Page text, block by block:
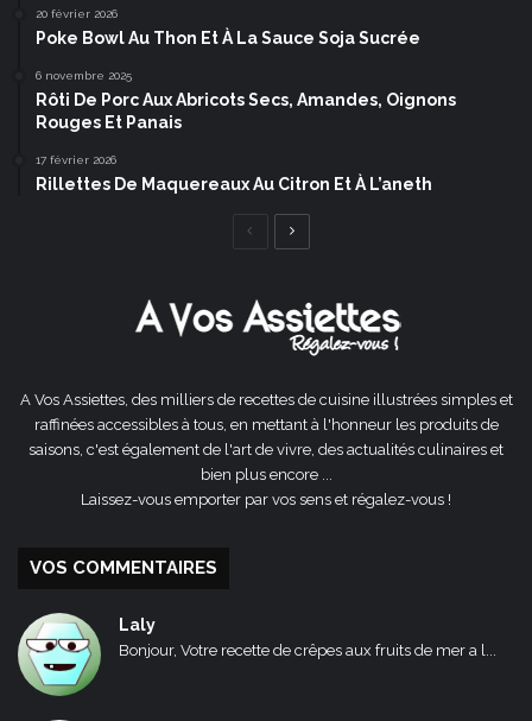
20 février 2026
Poke Bowl Au Thon Et À La Sauce Soja Sucrée
6 novembre 2025
Rôti De Porc Aux Abricots Secs, Amandes, Oignons
Rouges Et Panais
17 février 2026
Rillettes De Maquereaux Au Citron Et À L’aneth
Page
A Vos Assiettes, des milliers de recettes de cuisine illustrées simples et
raffinées accessibles à tous, en mettant à l'honneur les produits de
saisons, c'est également de l'art de vivre, des actualités culinaires et
bien plus encore ...
Laissez-vous emporter par vos sens et régalez-vous !
VOS COMMENTAIRES
Laly
Bonjour, Votre recette de crêpes aux fruits de mer a l...